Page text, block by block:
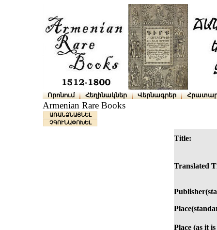
Որոնում Հեղինակներ Վերնագրեր
Armenian Rare Books
ԱՌԱՆՁՆԱՑՆԵԼ
ՉԳՈՒՆԱՓՈԽԵԼ
Title:
Translated
Place (as it